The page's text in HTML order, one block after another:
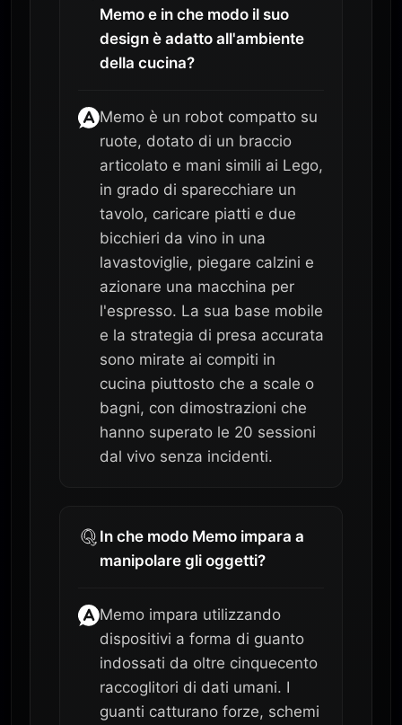
Memo e in che modo il suo
design è adatto all'ambiente
della cucina?
Memo è un robot compatto su
ruote, dotato di un braccio
articolato e mani simili ai Lego,
in grado di sparecchiare un
tavolo, caricare piatti e due
bicchieri da vino in una
lavastoviglie, piegare calzini e
azionare una macchina per
l'espresso. La sua base mobile
e la strategia di presa accurata
sono mirate ai compiti in
cucina piuttosto che a scale o
bagni, con dimostrazioni che
hanno superato le 20 sessioni
dal vivo senza incidenti.
In che modo Memo impara a
manipolare gli oggetti?
Memo impara utilizzando
dispositivi a forma di guanto
indossati da oltre cinquecento
raccoglitori di dati umani. I
guanti catturano forze, schemi